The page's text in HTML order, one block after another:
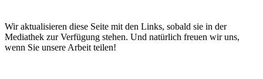
Wir aktualisieren diese Seite mit den Links, sobald sie in der
Mediathek zur Verfügung stehen. Und natürlich freuen wir uns,
wenn Sie unsere Arbeit teilen!